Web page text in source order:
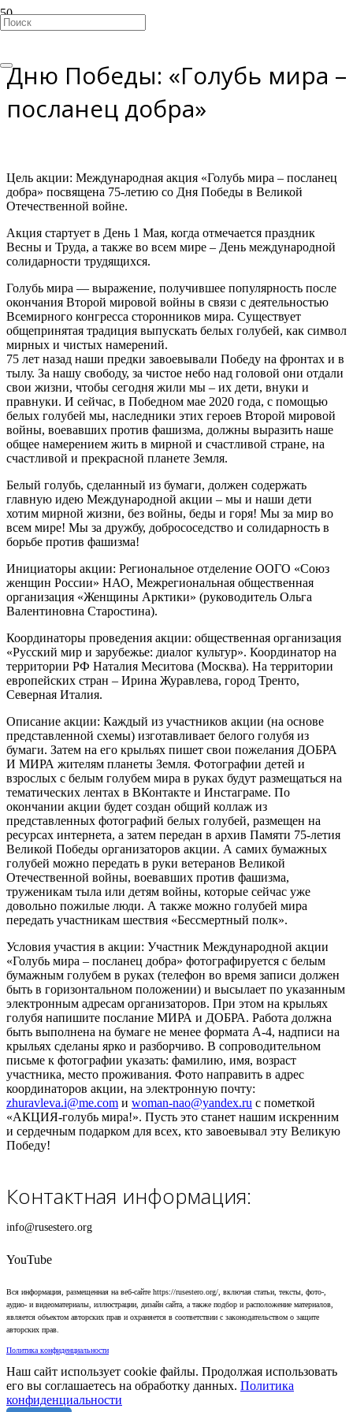
Дню Победы: «Голубь мира –
посланец добра»
Цель акции: Международная акция «Голубь мира – посланец
добра» посвящена 75-летию со Дня Победы в Великой
Отечественной войне.
Акция стартует в День 1 Мая, когда отмечается праздник
Весны и Труда, а также во всем мире – День международной
солидарности трудящихся.
Голубь мира — выражение, получившее популярность после
окончания Второй мировой войны в связи с деятельностью
Всемирного конгресса сторонников мира. Существует
общепринятая традиция выпускать белых голубей, как символ
мирных и чистых намерений.
75 лет назад наши предки завоевывали Победу на фронтах и в
тылу. За нашу свободу, за чистое небо над головой они отдали
свои жизни, чтобы сегодня жили мы – их дети, внуки и
правнуки. И сейчас, в Победном мае 2020 года, с помощью
белых голубей мы, наследники этих героев Второй мировой
войны, воевавших против фашизма, должны выразить наше
общее намерением жить в мирной и счастливой стране, на
счастливой и прекрасной планете Земля.
Белый голубь, сделанный из бумаги, должен содержать
главную идею Международной акции – мы и наши дети
хотим мирной жизни, без войны, беды и горя! Мы за мир во
всем мире! Мы за дружбу, добрососедство и солидарность в
борьбе против фашизма!
Инициаторы акции: Региональное отделение ООГО «Союз
женщин России» НАО, Межрегиональная общественная
организация «Женщины Арктики» (руководитель Ольга
Валентиновна Старостина).
Координаторы проведения акции: общественная организация
«Русский мир и зарубежье: диалог культур». Координатор на
территории РФ Наталия Меситова (Москва). На территории
европейских стран – Ирина Журавлева, город Тренто,
Северная Италия.
Описание акции: Каждый из участников акции (на основе
представленной схемы) изготавливает белого голубя из
бумаги. Затем на его крыльях пишет свои пожелания ДОБРА
И МИРА жителям планеты Земля. Фотографии детей и
взрослых с белым голубем мира в руках будут размещаться на
тематических лентах в ВКонтакте и Инстаграме. По
окончании акции будет создан общий коллаж из
представленных фотографий белых голубей, размещен на
ресурсах интернета, а затем передан в архив Памяти 75-летия
Великой Победы организаторов акции. А самих бумажных
голубей можно передать в руки ветеранов Великой
Отечественной войны, воевавших против фашизма,
труженикам тыла или детям войны, которые сейчас уже
довольно пожилые люди. А также можно голубей мира
передать участникам шествия «Бессмертный полк».
Условия участия в акции: Участник Международной акции
«Голубь мира – посланец добра» фотографируется с белым
бумажным голубем в руках (телефон во время записи должен
быть в горизонтальном положении) и высылает по указанным
электронным адресам организаторов. При этом на крыльях
голубя напишите послание МИРА и ДОБРА. Работа должна
быть выполнена на бумаге не менее формата А-4, надписи на
крыльях сделаны ярко и разборчиво. В сопроводительном
письме к фотографии указать: фамилию, имя, возраст
участника, место проживания. Фото направить в адрес
координаторов акции, на электронную почту:
zhuravleva.i@me.com и woman-nao@yandex.ru с пометкой
«АКЦИЯ-голубь мира!». Пусть это станет нашим искренним
и сердечным подарком для всех, кто завоевывал эту Великую
Победу!
Контактная информация:
info@rusestero.org
YouTube
Вся информация, размещенная на веб-сайте https://rusestero.org/, включая статьи, тексты, фото-,
аудио- и видеоматериалы, иллюстрации, дизайн сайта, а также подбор и расположение материалов,
является объектом авторских прав и охраняется в соответствии с законодательством о защите
авторских прав.
Политика конфиденциальности
Наш сайт использует cookie файлы. Продолжая использовать
его вы соглашаетесь на обработку данных. Политика
конфиденциальности